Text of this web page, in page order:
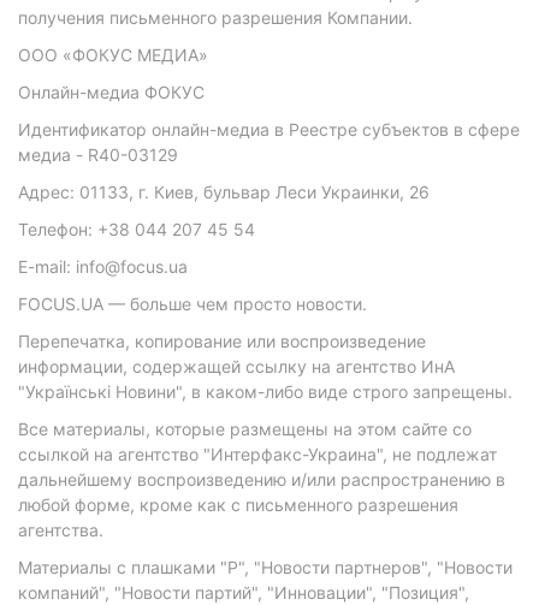
получения письменного разрешения Компании.
ООО «ФОКУС МЕДИА»
Онлайн-медиа ФОКУС
Идентификатор онлайн-медиа в Реестре субъектов в сфере
медиа - R40-03129
Адрес: 01133, г. Киев, бульвар Леси Украинки, 26
Телефон: +38 044 207 45 54
E-mail: info@focus.ua
FOCUS.UA — больше чем просто новости.
Перепечатка, копирование или воспроизведение
информации, содержащей ссылку на агентство ИнА
"Українські Новини", в каком-либо виде строго запрещены.
Все материалы, которые размещены на этом сайте со
ссылкой на агентство "Интерфакс-Украина", не подлежат
дальнейшему воспроизведению и/или распространению в
любой форме, кроме как с письменного разрешения
агентства.
Материалы с плашками "Р", "Новости партнеров", "Новости
компаний", "Новости партий", "Инновации", "Позиция",